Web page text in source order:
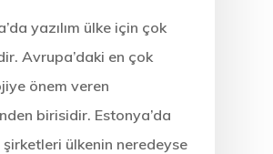
yazılım ülke için çok
Avrupa’daki en çok
önem veren
birisidir. Estonya’da
şirketleri ülkenin neredeyse
Estonya
Yatırımcı
Programı